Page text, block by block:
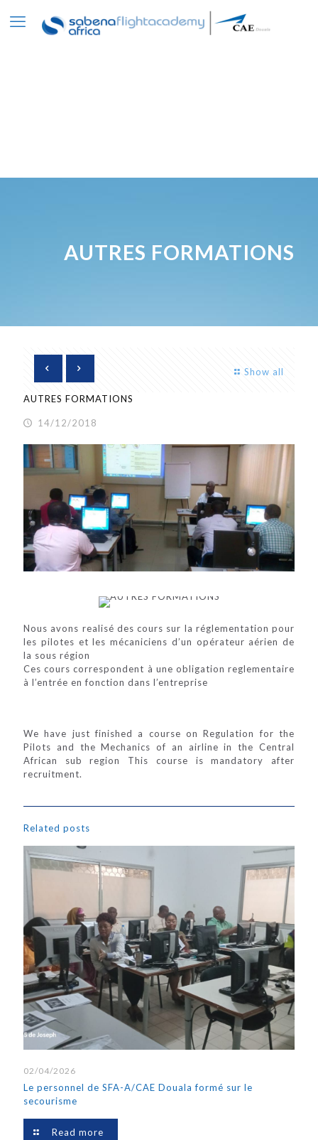
AUTRES FORMATIONS
Show all
AUTRES FORMATIONS
14/12/2018
Nous avons realisé des cours sur la réglementation pour
les pilotes et les mécaniciens d’un opérateur aérien de
la sous région
Ces cours correspondent à une obligation reglementaire
à l’entrée en fonction dans l’entreprise
We have just finished a course on Regulation for the
Pilots and the Mechanics of an airline in the Central
African sub region This course is mandatory after
recruitment.
Related posts
02/04/2026
Le personnel de SFA-A/CAE Douala formé sur le
secourisme
Read more